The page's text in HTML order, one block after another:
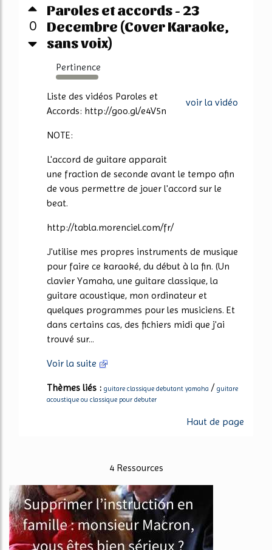
0
Paroles et accords - 23
Decembre (Cover Karaoke,
sans voix)
Pertinence
553%
voir la vidéo
Liste des vidéos Paroles et
Accords: http://goo.gl/e4V5n
NOTE:
L'accord de guitare apparait
une fraction de seconde avant le tempo afin
de vous permettre de jouer l'accord sur le
beat.
http://tabla.morenciel.com/fr/
J'utilise mes propres instruments de musique
pour faire ce karaoké, du début à la fin. (Un
clavier Yamaha, une guitare classique, la
guitare acoustique, mon ordinateur et
quelques programmes pour les musiciens. Et
dans certains cas, des fichiers midi que j'ai
trouvé sur...
Voir la suite
Thèmes liés : guitare classique debutant yamaha / guitare
acoustique ou classique pour debuter
Haut de page
4 Ressources